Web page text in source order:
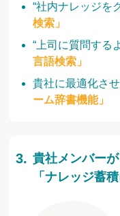
“社内ナレッジを
検索」
“上司に質問する
言語検索」
貴社に最適化さ
ーム辞書機能」
貴社メンバー
「ナレッジ蓄